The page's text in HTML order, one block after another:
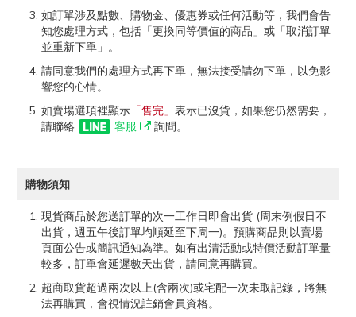
如訂單涉及點數、購物金、優惠券或任何活動等，我們會告
知您處理方式，包括「更換同等價值的商品」或「取消訂單
並重新下單」。
請同意我們的處理方式再下單，無法接受請勿下單，以免影
響您的心情。
如賣場選項裡顯示 「售完」 表示已沒貨，如果您仍然需要，
請聯絡
客服 詢問。
購物須知
現貨商品於您送訂單的次一工作日即會出貨 (周末例假日不
出貨，週五午後訂單均順延至下周一)。預購商品則以賣場
頁面公告或簡訊通知為準。如有出清活動或特價活動訂單量
較多，訂單會延遲數天出貨，請同意再購買。
超商取貨超過兩次以上(含兩次)或宅配一次未取記錄，將無
法再購買，會視情況註銷會員資格。